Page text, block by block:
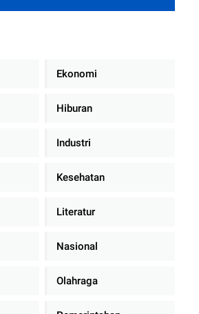
Dengan Teman Kencan Wanitanya
Ekonomi
Hiburan
Industri
Kesehatan
Literatur
Nasional
Olahraga